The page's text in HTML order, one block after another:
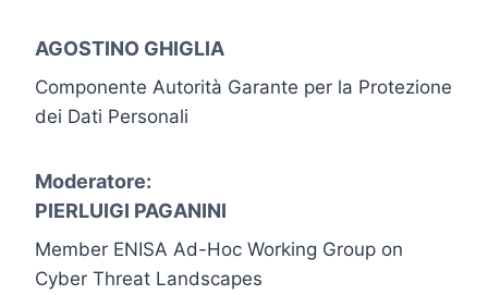
AGOSTINO GHIGLIA
Componente Autorità Garante per la Protezione
dei Dati Personali
Moderatore:
PIERLUIGI PAGANINI
Member ENISA Ad-Hoc Working Group on
Cyber Threat Landscapes